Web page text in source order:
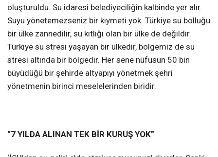
oluşturuldu. Su idaresi belediyeciliğin kalbinde yer alır.
Suyu yönetemezseniz bir kıymeti yok. Türkiye su bolluğu
bir ülke zannedilir, su kıtlığı olan bir ülke de değildir.
Türkiye su stresi yaşayan bir ülkedir, bölgemiz de su
stresi altında bir bölgedir. Her sene nüfusun 50 bin
büyüdüğü bir şehirde altyapıyı yönetmek şehri
yönetmenin birinci meselelerinden biridir.
“7 YILDA ALINAN TEK BİR KURUŞ YOK”